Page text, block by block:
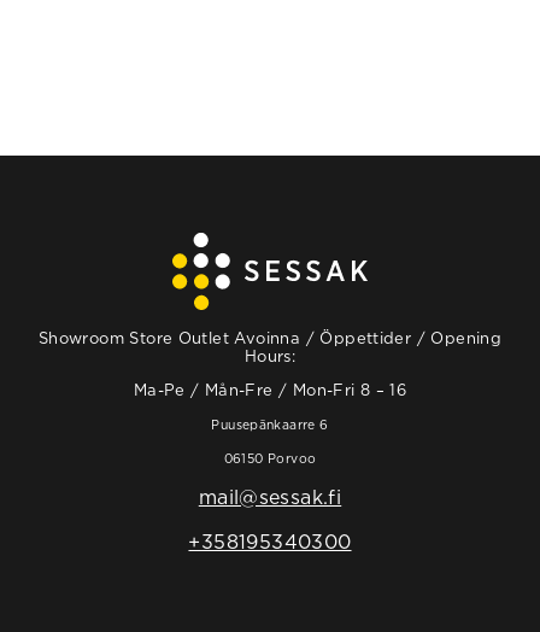
Showroom Store Outlet Avoinna / Öppettider / Opening
Hours:
Ma-Pe / Mån-Fre / Mon-Fri 8 – 16
Puusepänkaarre 6
06150 Porvoo
mail@sessak.fi
+358195340300